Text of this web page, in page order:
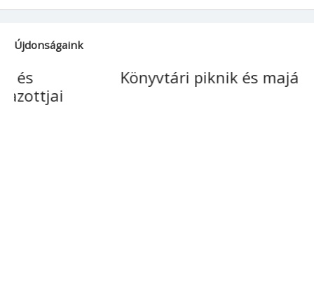
Újdonságaink
Könyvtári piknik és majális